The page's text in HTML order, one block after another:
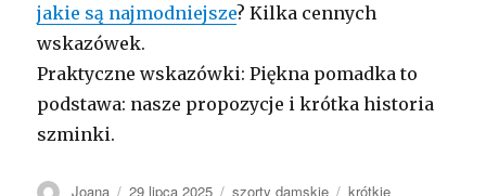
jakie są najmodniejsze? Kilka cennych
wskazówek.
Praktyczne wskazówki: Piękna pomadka to
podstawa: nasze propozycje i krótka historia
szminki.
Autor
Joana Opublikowano
29 lipca 2025 Kategorie
szorty damskie Tagi
krótkie